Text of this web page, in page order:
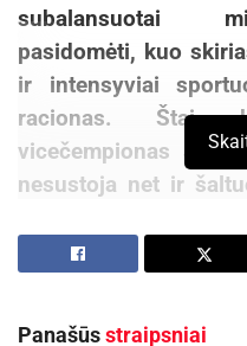
subalansuotai
pasidomėti, kuo
ir intensyviai
racionas. Štai
vicečempionas
nesustoja net ir
paremta daugeliui
gimtinės,
Panašūsstraipsniai